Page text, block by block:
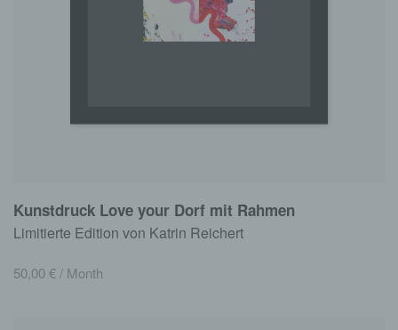
Kunstdruck Love your Dorf mit Rahmen
Limitierte Edition von Katrin Reichert
50,00€/ Month